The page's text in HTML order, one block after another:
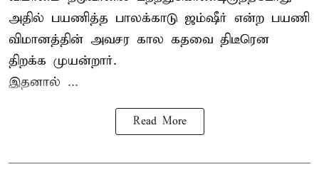
அதில் பயணித்த பாலக்காடு ஜம்ஷீர் என்ற பயணி
விமானத்தின் அவசர கால கதவை திடீரென
திறக்க முயன்றார்.
இதனால் ...
Read More